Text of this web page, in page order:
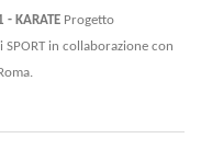
KARATE Progetto
SPORT in collaborazione con